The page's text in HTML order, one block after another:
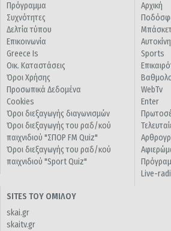
Πρόγραμμα
Συχνότητες
Δελτία τύπου
Επικοινωνία
Greece Is
Οικ. Καταστάσεις
Όροι Χρήσης
Προσωπικά Δεδομένα
Cookies
Όροι διεξαγωγής διαγωνισμών
Όροι διεξαγωγής του ραδ/κού
παιχνιδιού "ΣΠΟΡ FM Quiz"
Όροι διεξαγωγής του ραδ/κού
παιχνιδιού "Sport Quiz"
Αρχική
Sports
WebTv
Enter
Live-
SITES ΤΟΥ ΟΜΙΛΟΥ
skai.gr
skaitv.gr